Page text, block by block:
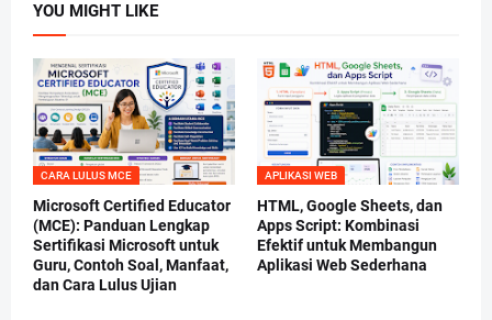
YOU MIGHT LIKE
CARA LULUS MCE
Microsoft Certified Educator
(MCE): Panduan Lengkap
Sertifikasi Microsoft untuk
Guru, Contoh Soal, Manfaat,
dan Cara Lulus Ujian
APLIKASI WEB
HTML, Google Sheets, dan
Apps Script: Kombinasi
Efektif untuk Membangun
Aplikasi Web Sederhana